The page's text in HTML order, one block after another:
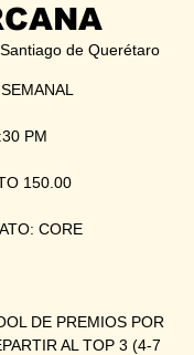
Santiago de Querétaro
PM
150.00
CORE
DE PREMIOS POR
AL TOP 3 (4-7